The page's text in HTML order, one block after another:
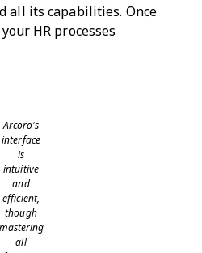
all its capabilities. Once
HR processes
Arcoro’s
interface
is
intuitive
and
efficient,
though
mastering
all